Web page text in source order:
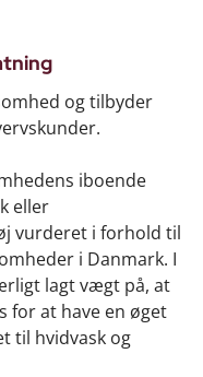
og tilbyder
iboende
eller
vurderet i forhold til
i Danmark. I
lagt vægt på, at
for at have en øget
til hvidvask og